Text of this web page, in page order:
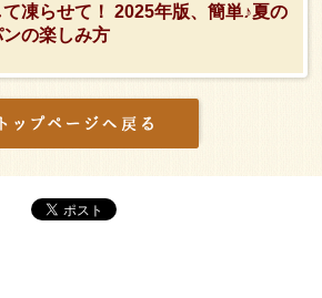
凍らせて！ 2025年版、簡単♪夏の
の楽しみ方